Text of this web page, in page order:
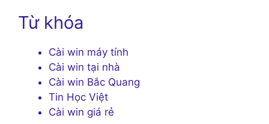
Từ khóa
Cài win máy tính
Cài win tại nhà
Cài win Bắc Quang
Tin Học Việt
Cài win giá rẻ